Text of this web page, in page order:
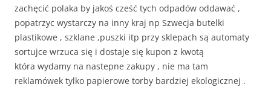
zachęcić polaka by jakoś cześć tych odpadów oddawać ,
popatrzyc wystarczy na inny kraj np Szwecja butelki
plastikowe , szklane ,puszki itp przy sklepach są automaty
sortujce wrzuca się i dostaje się kupon z kwotą
która wydamy na nastepne zakupy , nie ma tam
reklamówek tylko papierowe torby bardziej ekologicznej .